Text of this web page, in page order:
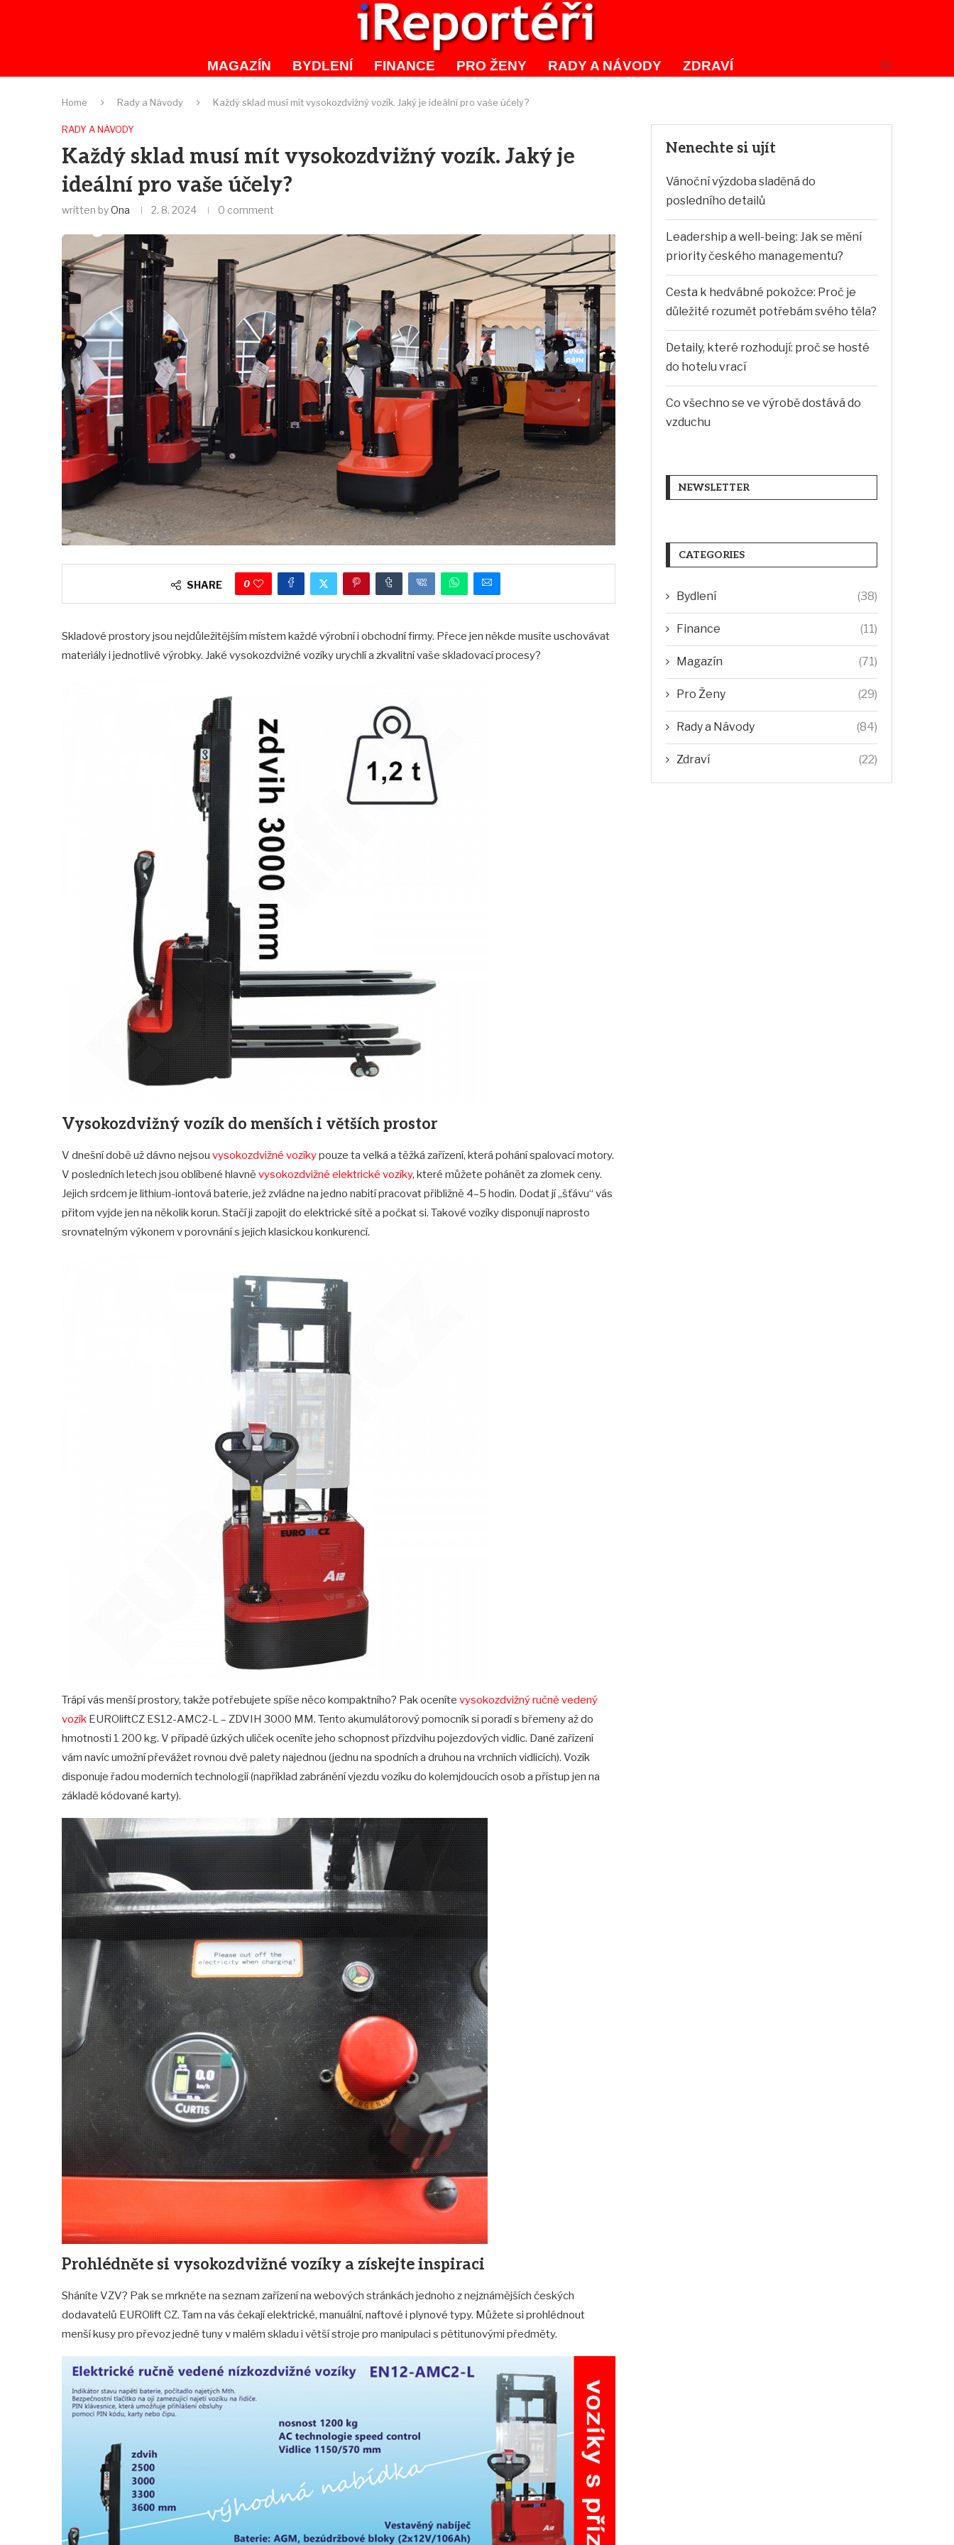
MAGAZÍN BYDLENÍ FINANCE PRO ŽENY RADY A NÁVODY ZDRAVÍ
Home Rady a Návody Každý sklad musí mít vysokozdvižný vozík. Jaký je ideální pro vaše účely?
RADY A NÁVODY
Každý sklad musí mít vysokozdvižný vozík. Jaký je
ideální pro vaše účely?
written byOna 2. 8. 2024 0 comment
SHARE 0
Skladové prostory jsou nejdůležitějším místem každé výrobní i obchodní firmy. Přece jen někde musíte uschovávat
materiály i jednotlivé výrobky. Jaké vysokozdvižné vozíky urychlí a zkvalitní vaše skladovací procesy?
Vysokozdvižný vozík do menších i větších prostor
V dnešní době už dávno nejsou vysokozdvižné vozíkypouze ta velká a těžká zařízení, která pohání spalovací motory.
V posledních letech jsou oblíbené hlavně vysokozdvižné elektrické vozíky, které můžete pohánět za zlomek ceny.
Jejich srdcem je lithium-iontová baterie, jež zvládne na jedno nabití pracovat přibližně 4–5 hodin. Dodat jí „šťávu“ vás
přitom vyjde jen na několik korun. Stačí ji zapojit do elektrické sítě a počkat si. Takové vozíky disponují naprosto
srovnatelným výkonem v porovnání s jejich klasickou konkurencí.
Trápí vás menší prostory, takže potřebujete spíše něco kompaktního? Pak oceníte vysokozdvižný ručně vedený
vozík EUROliftCZ ES12-AMC2-L – ZDVIH 3000 MM. Tento akumulátorový pomocník si poradí s břemeny až do
hmotnosti 1 200 kg. V případě úzkých uliček oceníte jeho schopnost přízdvihu pojezdových vidlic. Dané zařízení
vám navíc umožní převážet rovnou dvě palety najednou (jednu na spodních a druhou na vrchních vidlicích). Vozík
disponuje řadou moderních technologií (například zabránění vjezdu vozíku do kolemjdoucích osob a přístup jen na
základě kódované karty).
Prohlédněte si vysokozdvižné vozíky a získejte inspiraci
Sháníte VZV? Pak se mrkněte na seznam zařízení na webových stránkách jednoho z nejznámějších českých
dodavatelů EUROlift CZ. Tam na vás čekají elektrické, manuální, naftové i plynové typy. Můžete si prohlédnout
menší kusy pro převoz jedné tuny v malém skladu i větší stroje pro manipulaci s pětitunovými předměty.
Nenechte si ujít
Vánoční výzdoba sladěná do
posledního detailů
Leadership a well-being: Jak se mění
priority českého managementu?
Cesta k hedvábné pokožce: Proč je
důležité rozumět potřebám svého těla?
Detaily, které rozhodují: proč se hosté
do hotelu vrací
Co všechno se ve výrobě dostává do
vzduchu
NEWSLETTER
CATEGORIES
Bydlení (38)
Finance (11)
Magazín (71)
Pro Ženy (29)
Rady a Návody (84)
Zdraví (22)